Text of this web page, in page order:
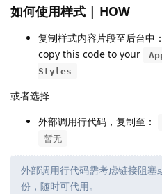
如何使用样式 | HOW
复制样式内容片段至后台中：
copy this code to your
Styles
或者选择
外部调用行代码，复制至：
暂无
外部调用行代码需考虑链接阻塞
份，随时可代用。